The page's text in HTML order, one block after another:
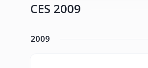
CES 2009
2009